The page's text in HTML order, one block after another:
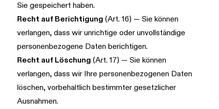
Sie gespeichert haben.
Recht auf Berichtigung (Art. 16) — Sie können
verlangen, dass wir unrichtige oder unvollständige
personenbezogene Daten berichtigen.
Recht auf Löschung (Art. 17) — Sie können
verlangen, dass wir Ihre personenbezogenen Daten
löschen, vorbehaltlich bestimmter gesetzlicher
Ausnahmen.